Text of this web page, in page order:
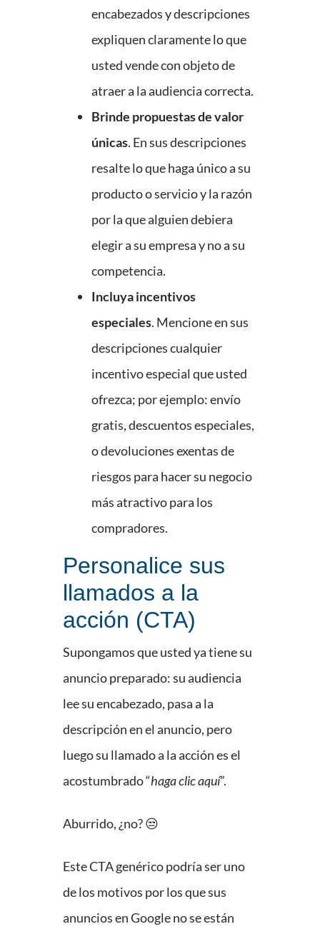
encabezados y descripciones
expliquen claramente lo que
usted vende con objeto de
atraer a la audiencia correcta.
Brinde propuestas de valor
únicas. En sus descripciones
resalte lo que haga único a su
producto o servicio y la razón
por la que alguien debiera
elegir a su empresa y no a su
competencia.
Incluya incentivos
especiales. Mencione en sus
descripciones cualquier
incentivo especial que usted
ofrezca; por ejemplo: envío
gratis, descuentos especiales,
o devoluciones exentas de
riesgos para hacer su negocio
más atractivo para los
compradores.
Personalice sus
llamados a la
acción (CTA)
Supongamos que usted ya tiene su
anuncio preparado: su audiencia
lee su encabezado, pasa a la
descripción en el anuncio, pero
luego su llamado a la acción es el
acostumbrado “haga clic aquí”.
Aburrido, ¿no? 😒
Este CTA genérico podría ser uno
de los motivos por los que sus
anuncios en Google no se están